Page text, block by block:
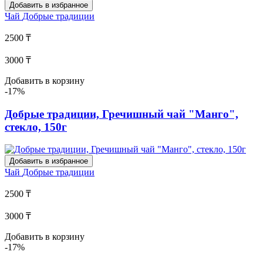
Добавить в избранное
Чай Добрые традиции
2500 ₸
3000 ₸
Добавить в корзину
-17%
Добрые традиции, Гречишный чай "Манго",
стекло, 150г
Добавить в избранное
Чай Добрые традиции
2500 ₸
3000 ₸
Добавить в корзину
-17%